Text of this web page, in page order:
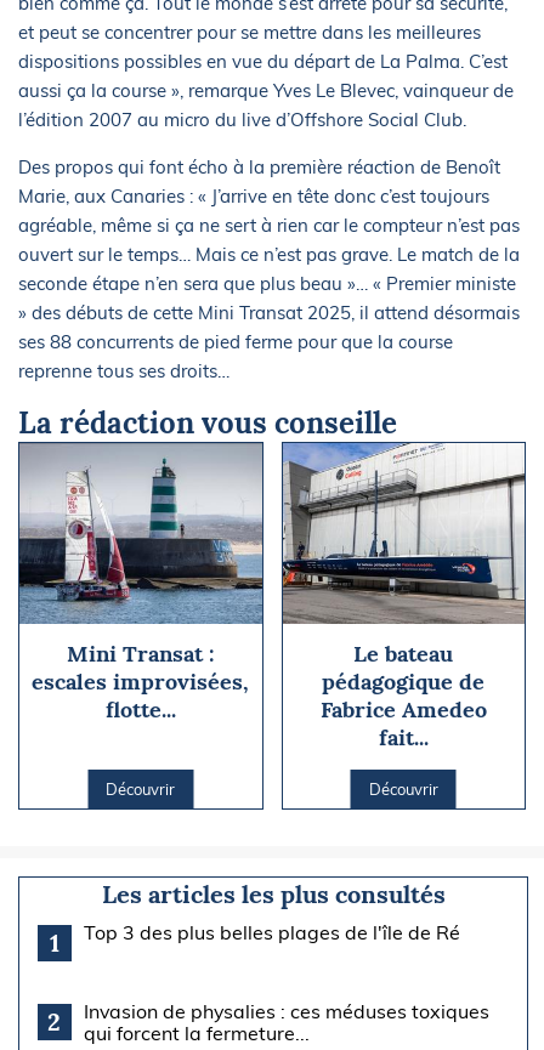
et peut se concentrer pour se mettre dans les meilleures
dispositions possibles en vue du départ de La Palma. C’est
aussi ça la course », remarque Yves Le Blevec, vainqueur de
l’édition 2007 au micro du live d’Offshore Social Club.
Des propos qui font écho à la première réaction de Benoît
Marie, aux Canaries : « J’arrive en tête donc c’est toujours
agréable, même si ça ne sert à rien car le compteur n’est pas
ouvert sur le temps… Mais ce n’est pas grave. Le match de la
seconde étape n’en sera que plus beau »… « Premier ministe
» des débuts de cette Mini Transat 2025, il attend désormais
ses 88 concurrents de pied ferme pour que la course
reprenne tous ses droits…
La rédaction vous conseille
Mini Transat :
escales improvisées,
flotte...
Découvrir
Le bateau
pédagogique de
Fabrice Amedeo
fait...
Découvrir
Les articles les plus consultés
1
Top 3 des plus belles plages de l'île de Ré
2
Invasion de physalies : ces méduses toxiques
qui forcent la fermeture...